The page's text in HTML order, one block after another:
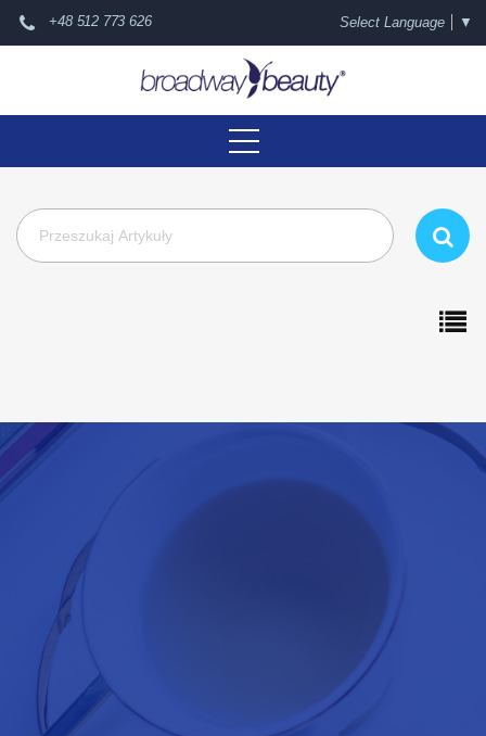
+48 512 773 626 Select Language ▼